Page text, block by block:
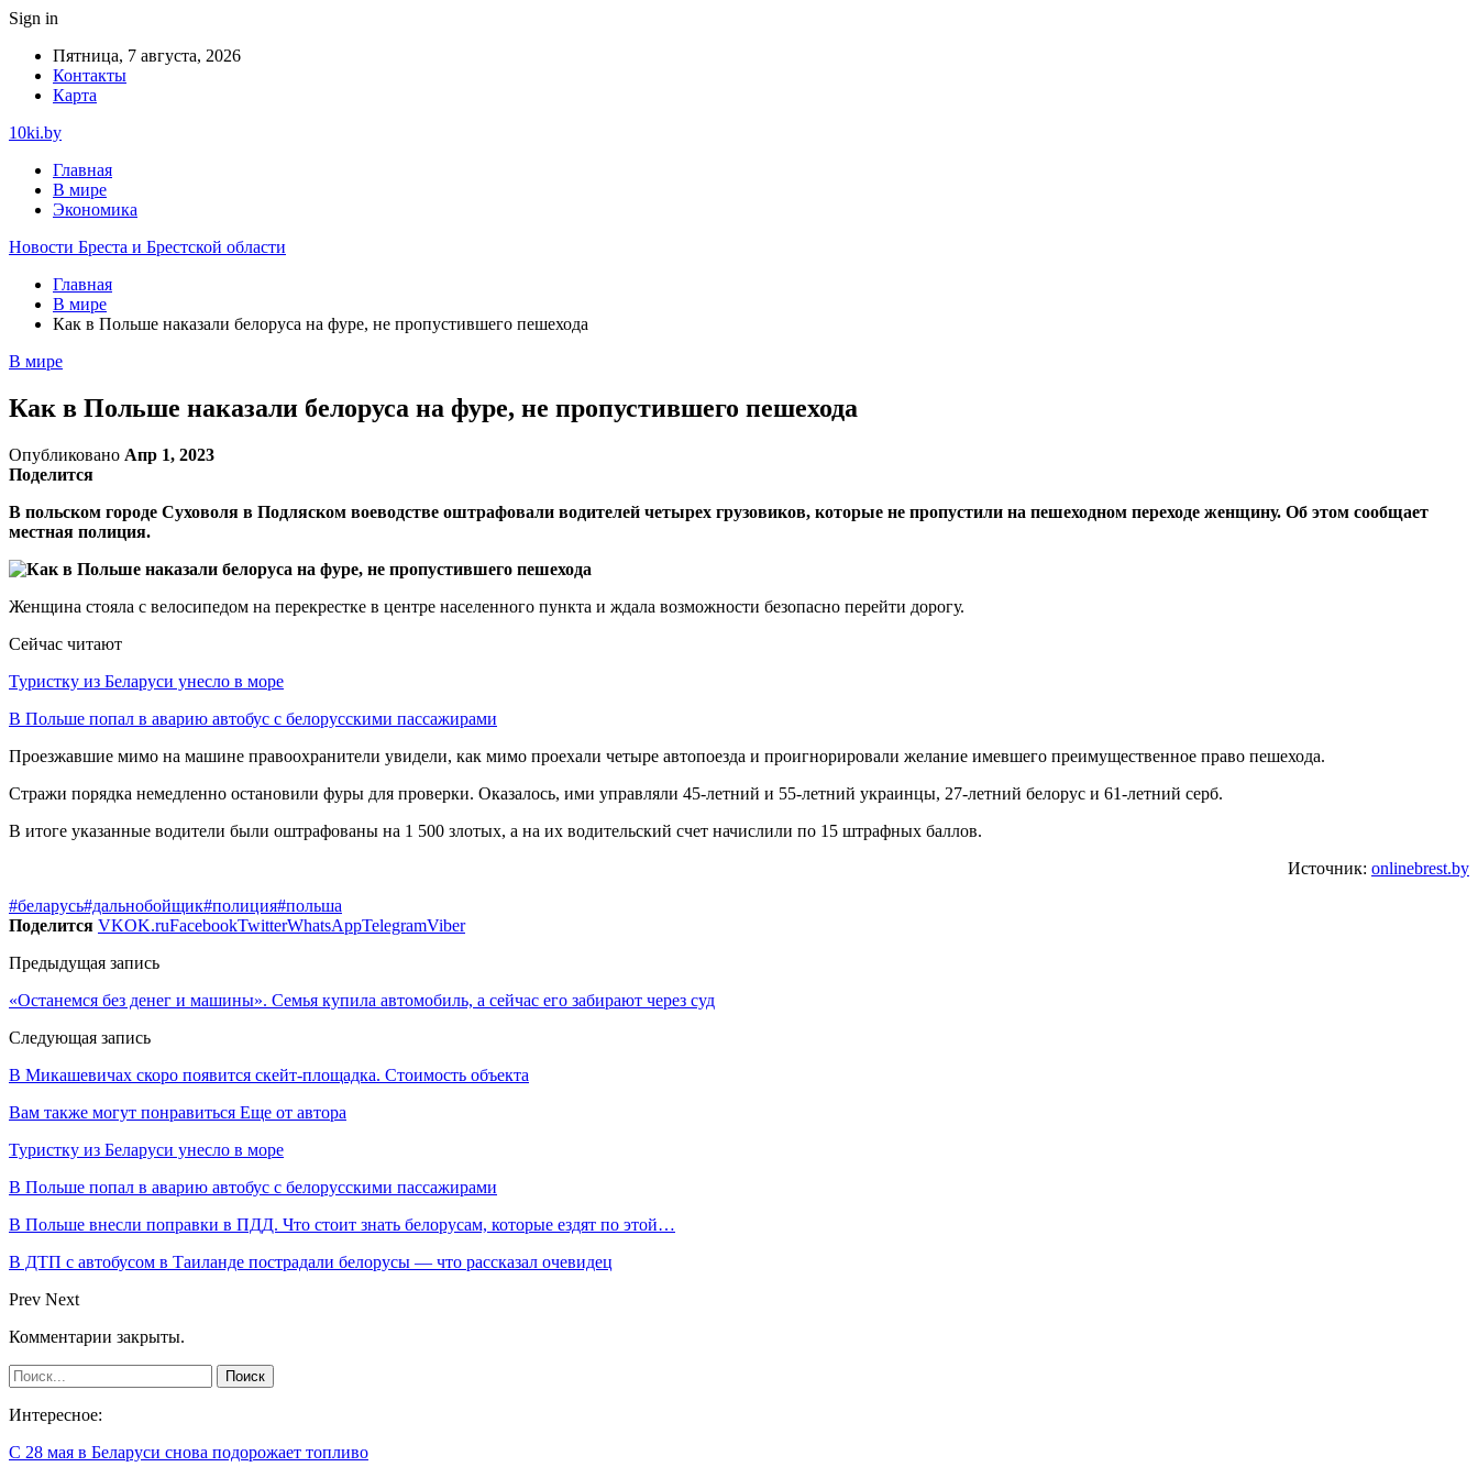
Sign in
Пятница, 7 августа, 2026
Контакты
Карта
10ki.by
Главная
В мире
Экономика
Новости Бреста и Брестской области
Главная
В мире
Как в Польше наказали белоруса на фуре, не пропустившего пешехода
В мире
Как в Польше наказали белоруса на фуре, не пропустившего пешехода
Опубликовано Апр 1, 2023
Поделится
В польском городе Суховоля в Подляском воеводстве оштрафовали водителей четырех грузовиков, которые не пропустили на пешеходном переходе женщину. Об этом сообщает
местная полиция.
Женщина стояла с велосипедом на перекрестке в центре населенного пункта и ждала возможности безопасно перейти дорогу.
Сейчас читают
Туристку из Беларуси унесло в море
В Польше попал в аварию автобус с белорусскими пассажирами
Проезжавшие мимо на машине правоохранители увидели, как мимо проехали четыре автопоезда и проигнорировали желание имевшего преимущественное право пешехода.
Стражи порядка немедленно остановили фуры для проверки. Оказалось, ими управляли 45-летний и 55-летний украинцы, 27-летний белорус и 61-летний серб.
В итоге указанные водители были оштрафованы на 1 500 злотых, а на их водительский счет начислили по 15 штрафных баллов.
Источник: onlinebrest.by
#беларусь#дальнобойщик#полиция#польша
Поделится VKOK.ruFacebookTwitterWhatsAppTelegramViber
Предыдущая запись
«Останемся без денег и машины». Cемья купила автомобиль, а сейчас его забирают через суд
Следующая запись
В Микашевичах скоро появится скейт-площадка. Стоимость объекта
Вам также могут понравиться Еще от автора
Туристку из Беларуси унесло в море
В Польше попал в аварию автобус с белорусскими пассажирами
В Польше внесли поправки в ПДД. Что стоит знать белорусам, которые ездят по этой…
В ДТП с автобусом в Таиланде пострадали белорусы — что рассказал очевидец
Prev Next
Комментарии закрыты.
Интересное:
С 28 мая в Беларуси снова подорожает топливо